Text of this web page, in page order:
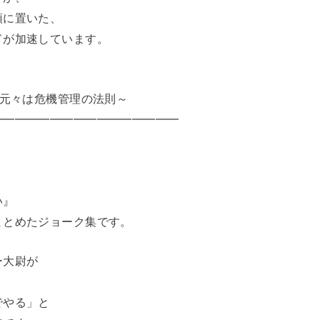
置いた、
加速しています。
々は危機管理の法則～
めたジョーク集です。
尉が
る」と